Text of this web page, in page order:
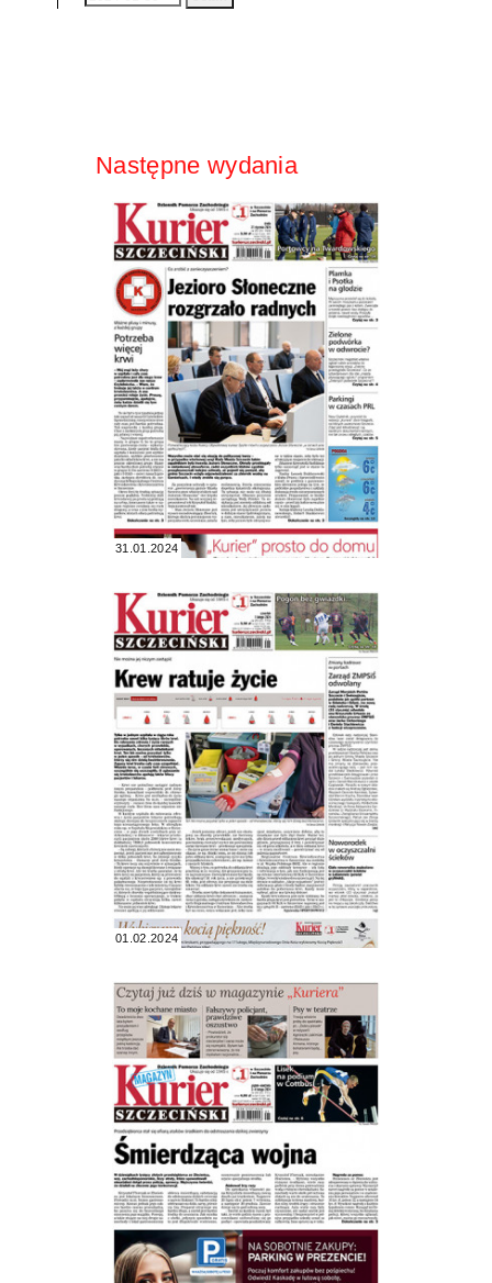
Następne wydania
31.01.2024
01.02.2024